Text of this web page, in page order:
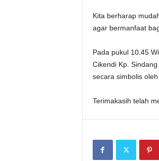
Kita berharap
agar bermanfaat
Pada pukul 10.45
Cikendi Kp.
secara simbolis
Terimakasih telah